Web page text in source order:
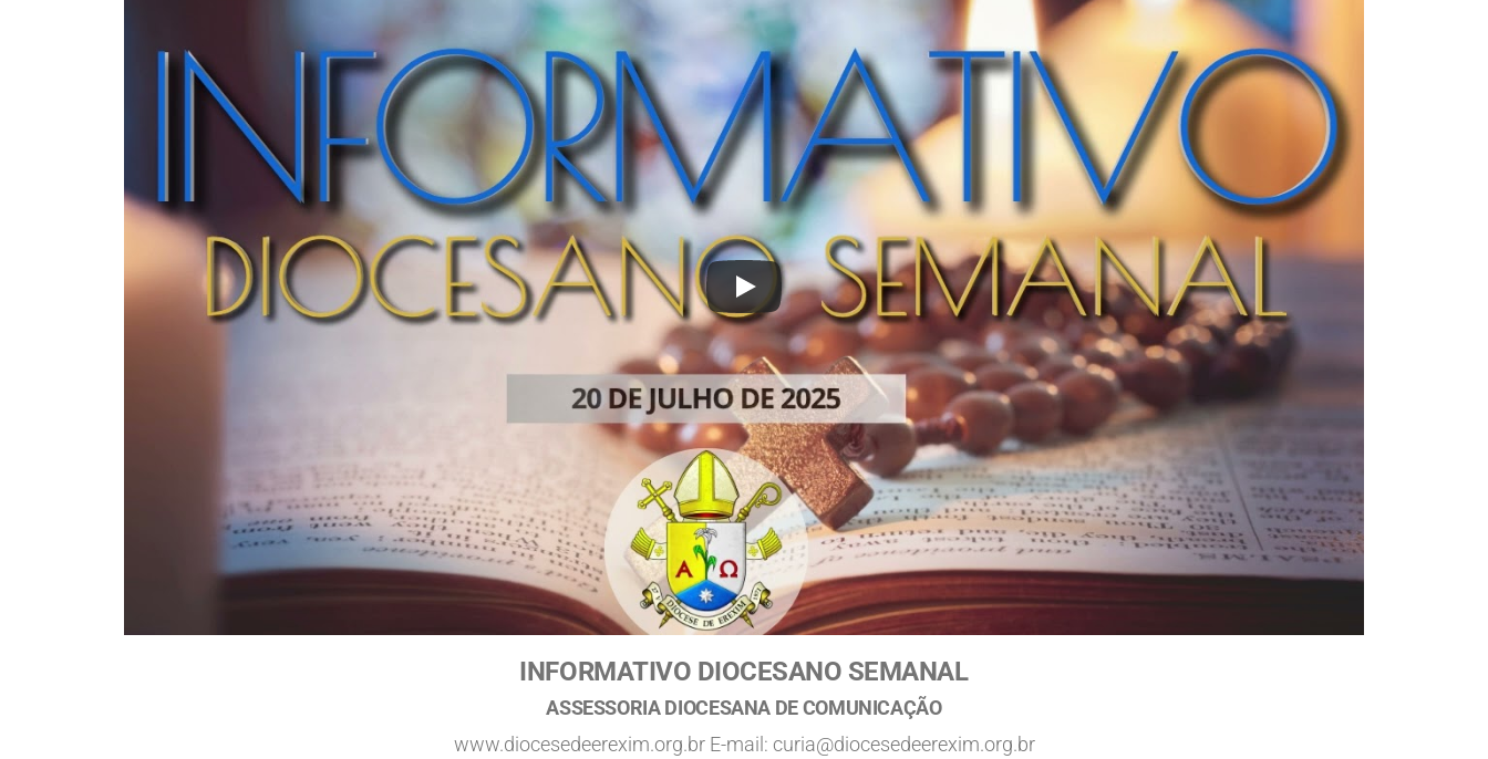
INFORMATIVO DIOCESANO SEMANAL
ASSESSORIA DIOCESANA DE COMUNICAÇÃO
www.diocesedeerexim.org.br E-mail: curia@diocesedeerexim.org.br